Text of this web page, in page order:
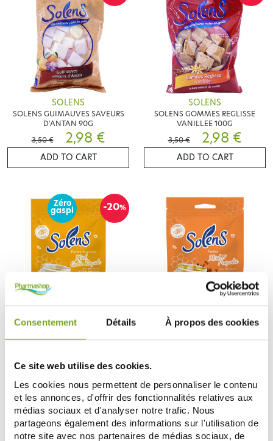
Consentement Détails À propos des cookies
Ce site web utilise des cookies.
Les cookies nous permettent de personnaliser le contenu
et les annonces, d'offrir des fonctionnalités relatives aux
médias sociaux et d'analyser notre trafic. Nous
partageons également des informations sur l'utilisation de
notre site avec nos partenaires de médias sociaux, de
SOLENS
SOLENS GUIMAUVES SAVEURS
D'ANTAN 90G
3,50 €
2,98 €
ADD TO CART
SOLENS
SOLENS GOMMES REGLISSE
VANILLEE 100G
3,50 €
2,98 €
ADD TO CART
-20%
Zéro
gaspi
SOLENS
GELÉE ROYALE 100G
SOLENS
SOLENS PERLES MIEL PROPOLIS
-20%
Zéro
gaspi